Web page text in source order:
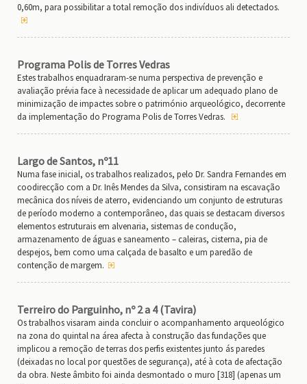
0,60m, para possibilitar a total remoção dos indivíduos ali detectados.
Programa Polis de Torres Vedras
Estes trabalhos enquadraram-se numa perspectiva de prevenção e
avaliação prévia face à necessidade de aplicar um adequado plano de
minimização de impactes sobre o património arqueológico, decorrente
da implementação do Programa Polis de Torres Vedras.
Largo de Santos, nº11
Numa fase inicial, os trabalhos realizados, pelo Dr. Sandra Fernandes em
coodirecção com a Dr. Inês Mendes da Silva, consistiram na escavação
mecânica dos níveis de aterro, evidenciando um conjunto de estruturas
de período moderno a contemporâneo, das quais se destacam diversos
elementos estruturais em alvenaria, sistemas de condução,
armazenamento de águas e saneamento – caleiras, cisterna, pia de
despejos, bem como uma calçada de basalto e um paredão de
contenção de margem.
Terreiro do Parguinho, nº 2 a 4 (Tavira)
Os trabalhos visaram ainda concluir o acompanhamento arqueológico
na zona do quintal na área afecta à construção das fundações que
implicou a remoção de terras dos perfis existentes junto ás paredes
(deixadas no local por questões de segurança), até à cota de afectação
da obra. Neste âmbito foi ainda desmontado o muro [318] (apenas um